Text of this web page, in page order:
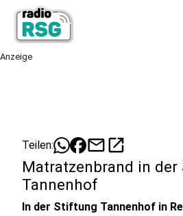
Anzeige
Teilen: mailopen_in_new
Matratzenbrand in der
Tannenhof
In der Stiftung Tannenhof in